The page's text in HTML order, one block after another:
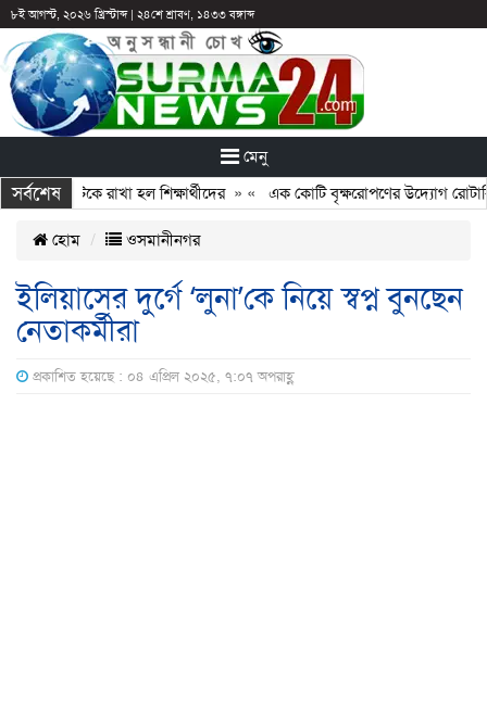
৮ই আগস্ট, ২০২৬ খ্রিস্টাব্দ| ২৪শে শ্রাবণ, ১৪৩৩ বঙ্গাব্দ
মেনু
সর্বশেষ
পরও আটকে রাখা হল শিক্ষার্থীদের» « এক কোটি বৃক্ষরোপণের উদ্যোগ রোটারি
হোম ওসমানীনগর
ইলিয়াসের দুর্গে ‘লুনা’কে নিয়ে স্বপ্ন বুনছেন
নেতাকর্মীরা
প্রকাশিত হয়েছে : ০৪ এপ্রিল ২০২৫, ৭:০৭ অপরাহ্ণ